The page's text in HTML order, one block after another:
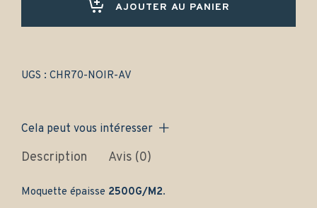
classique
AJOUTER AU PANIER
UGS : CHR70-NOIR-AV
Cela peut vous intéresser
Description Avis (0)
Moquette épaisse 2500G/M2.